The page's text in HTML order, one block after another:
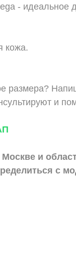
- идеальное
кожа.
размера?
и
и
с